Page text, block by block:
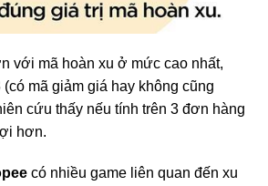
với mã hoàn xu ở mức cao nhất,
mã giảm giá hay không cũng
cứu thấy nếu tính trên 3 đơn hàng
hơn.
có nhiều game liên quan đến xu